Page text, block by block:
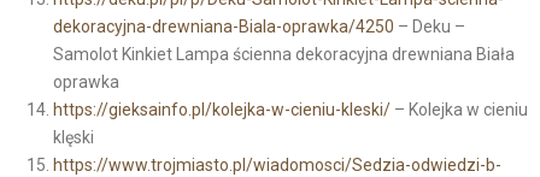
dekoracyjna-drewniana-Biala-oprawka/4250 – Deku –
Samolot Kinkiet Lampa ścienna dekoracyjna drewniana Biała
oprawka
https://gieksainfo.pl/kolejka-w-cieniu-kleski/– Kolejka w cieniu
klęski
https://www.trojmiasto.pl/wiadomosci/Sedzia-odwiedzi-b-